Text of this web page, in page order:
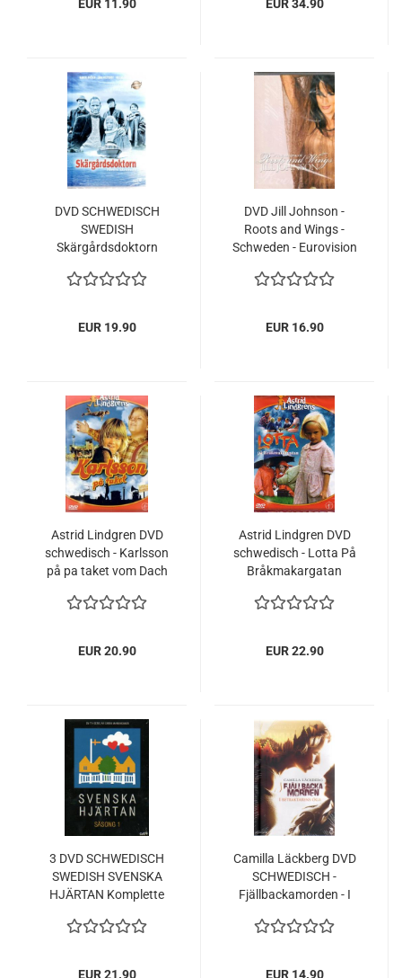
EUR 11.90 EUR 34.90
DVD SCHWEDISCH
SWEDISH
Skärgårdsdoktorn
Hela Säsong Season 1
EUR 19.90
DVD Jill Johnson -
Roots and Wings -
Schweden - Eurovision
EUR 16.90
Astrid Lindgren DVD
schwedisch - Karlsson
på pa taket vom Dach
EUR 20.90
Astrid Lindgren DVD
schwedisch - Lotta På
Bråkmakargatan
EUR 22.90
3 DVD SCHWEDISCH
SWEDISH SVENSKA
HJÄRTAN Komplette
Season 1 NEU
EUR 21.90
Camilla Läckberg DVD
SCHWEDISCH -
Fjällbackamorden - I
EUR 14.90